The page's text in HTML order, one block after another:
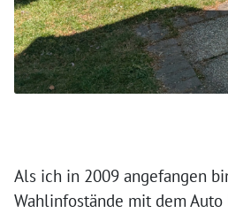
Als ich in 2009 angefangen
Wahlinfostände mit dem